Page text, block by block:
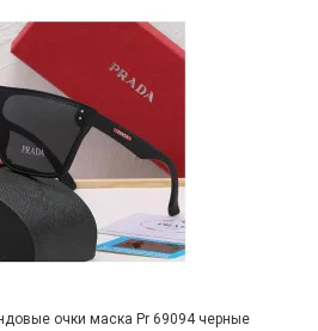
очки маска Pr 69094 черные